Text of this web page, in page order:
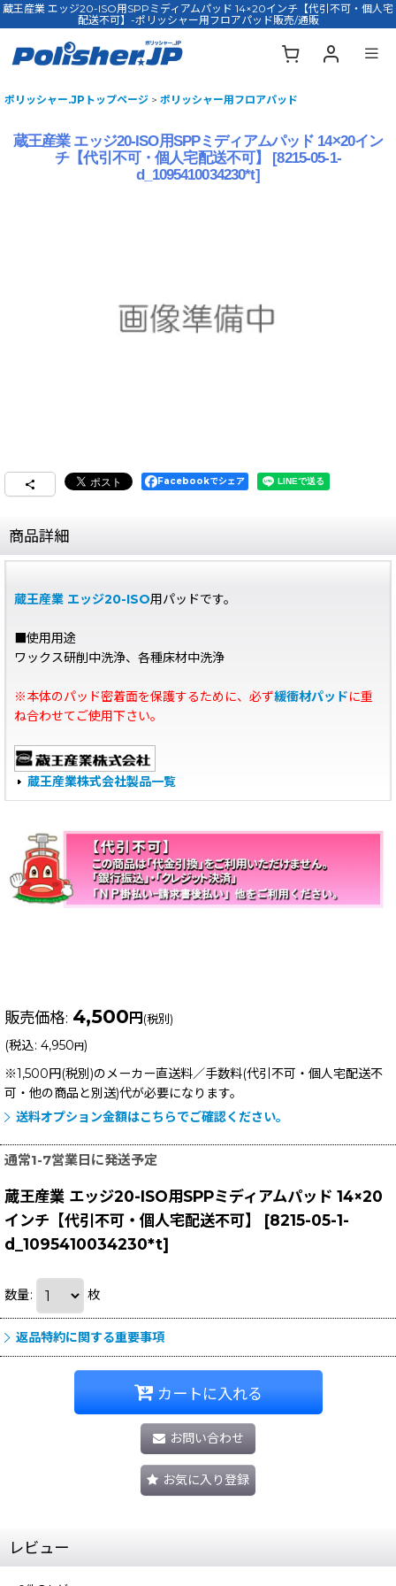
蔵王産業 エッジ20-ISO用SPPミディアムパッド 14×20インチ【代引不可・個人宅
配送不可】-ポリッシャー用フロアパッド販売/通販
ポリッシャー.JPトップページ > ポリッシャー用フロアパッド
蔵王産業 エッジ20-ISO用SPPミディアムパッド 14×20イン
チ【代引不可・個人宅配送不可】
[8215-05-1-
d_1095410034230*t]
Facebookでシェア
商品詳細
蔵王産業 エッジ20-ISO用パッドです。
■使用用途
ワックス研削中洗浄、各種床材中洗浄
※本体のパッド密着面を保護するために、必ず緩衝材パッドに重
ね合わせてご使用下さい。
蔵王産業株式会社製品一覧
販売価格: 4,500 円 (税別)
(税込: 4,950 円)
※1,500円(税別)のメーカー直送料／手数料(代引不可・個人宅配送不
可・他の商品と別送)代が必要になります。
送料オプション金額はこちらでご確認ください。
通常1-7営業日に発送予定
蔵王産業 エッジ20-ISO用SPPミディアムパッド 14×20
インチ【代引不可・個人宅配送不可】
[8215-05-1-
d_1095410034230*t]
数量: 枚
返品特約に関する重要事項
カートに入れる
お問い合わせ
お気に入り登録
レビュー